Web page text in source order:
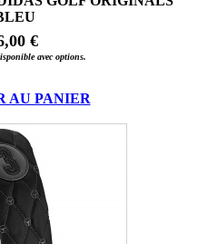
€
avec options.
AU PANIER